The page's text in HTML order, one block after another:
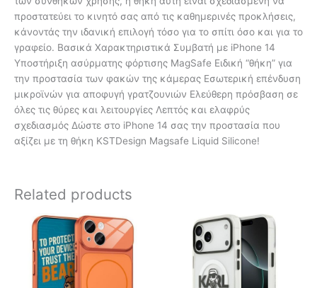
προστατεύει το κινητό σας από τις καθημερινές προκλήσεις,
κάνοντάς την ιδανική επιλογή τόσο για το σπίτι όσο και για το
γραφείο. Βασικά Χαρακτηριστικά Συμβατή με iPhone 14
Υποστήριξη ασύρματης φόρτισης MagSafe Ειδική “θήκη” για
την προστασία των φακών της κάμερας Εσωτερική επένδυση
μικροϊνών για αποφυγή γρατζουνιών Ελεύθερη πρόσβαση σε
όλες τις θύρες και λειτουργίες Λεπτός και ελαφρύς
σχεδιασμός Δώστε στο iPhone 14 σας την προστασία που
αξίζει με τη θήκη KSTDesign Magsafe Liquid Silicone!
Related products